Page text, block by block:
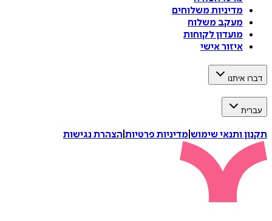
מדיניות משלוחים
מעקב משלוח
מועדון לקוחות
איזור אישי
דברו איתנו
עברית
תקנון ותנאי שימוש מדיניות פרטיות הצהרת נגישות